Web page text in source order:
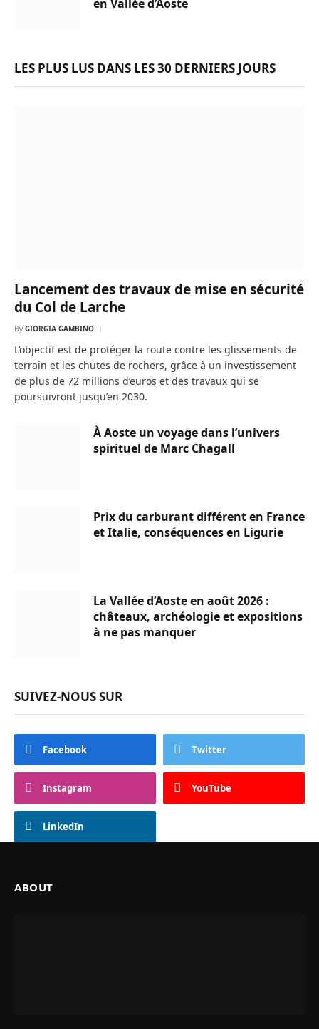
en Vallée d’Aoste
LES PLUS LUS DANS LES 30 DERNIERS JOURS
Lancement des travaux de mise en sécurité
du Col de Larche
By GIORGIA GAMBINO
L’objectif est de protéger la route contre les glissements de
terrain et les chutes de rochers, grâce à un investissement
de plus de 72 millions d’euros et des travaux qui se
poursuivront jusqu’en 2030.
À Aoste un voyage dans l’univers
spirituel de Marc Chagall
Prix du carburant différent en France
et Italie, conséquences en Ligurie
La Vallée d’Aoste en août 2026 :
châteaux, archéologie et expositions
à ne pas manquer
SUIVEZ-NOUS SUR
Facebook Twitter
Instagram YouTube
LinkedIn
ABOUT